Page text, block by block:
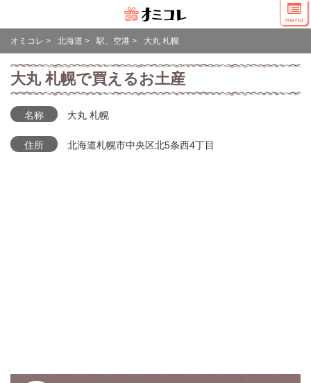
menu
オミコレ > 北海道 > 駅、空港 > 大丸 札幌
大丸 札幌で買えるお土産
名称 大丸 札幌
住所 北海道札幌市中央区北5条西4丁目